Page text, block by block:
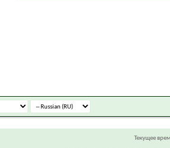
Текущее